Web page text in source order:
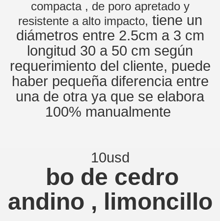
compacta , de poro apretado y
resistente a alto impacto, tiene un
diámetros entre 2.5cm a 3 cm
longitud 30 a 50 cm según
requerimiento del cliente, puede
haber pequeña diferencia entre
una de otra ya que se elabora
100% manualmente
10usd
bo de cedro
andino , limoncillo